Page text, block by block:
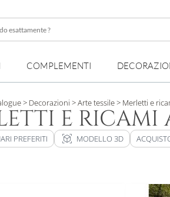
COMPLEMENTI
> Decorazioni > Arte tessile> Merletti e
E
PREFERITI view_in_ar MODELLO 3D